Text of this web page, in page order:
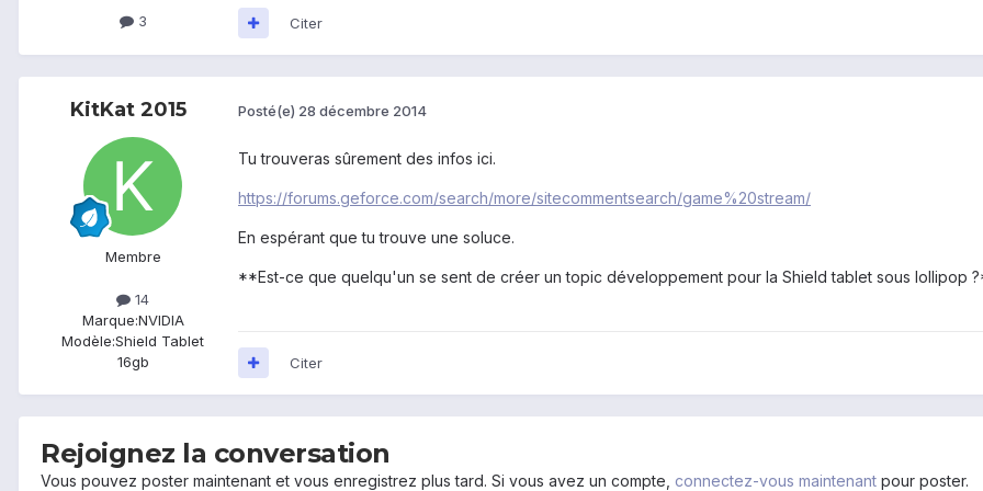
3 Citer
KitKat 2015
Membre
14
Marque:NVIDIA
Modèle:Shield Tablet
16gb
Posté(e) 28 décembre 2014
Tu trouveras sûrement des infos ici.
https://forums.geforce.com/search/more/sitecommentsearch/game%20stream/
En espérant que tu trouve une soluce.
**Est-ce que quelqu'un se sent de créer un topic développement pour la Shield tablet sous lollipop
Citer
Rejoignez la conversation
Vous pouvez poster maintenant et vous enregistrez plus tard. Si vous avez un compte, connectez-vous maintenant pour poster.